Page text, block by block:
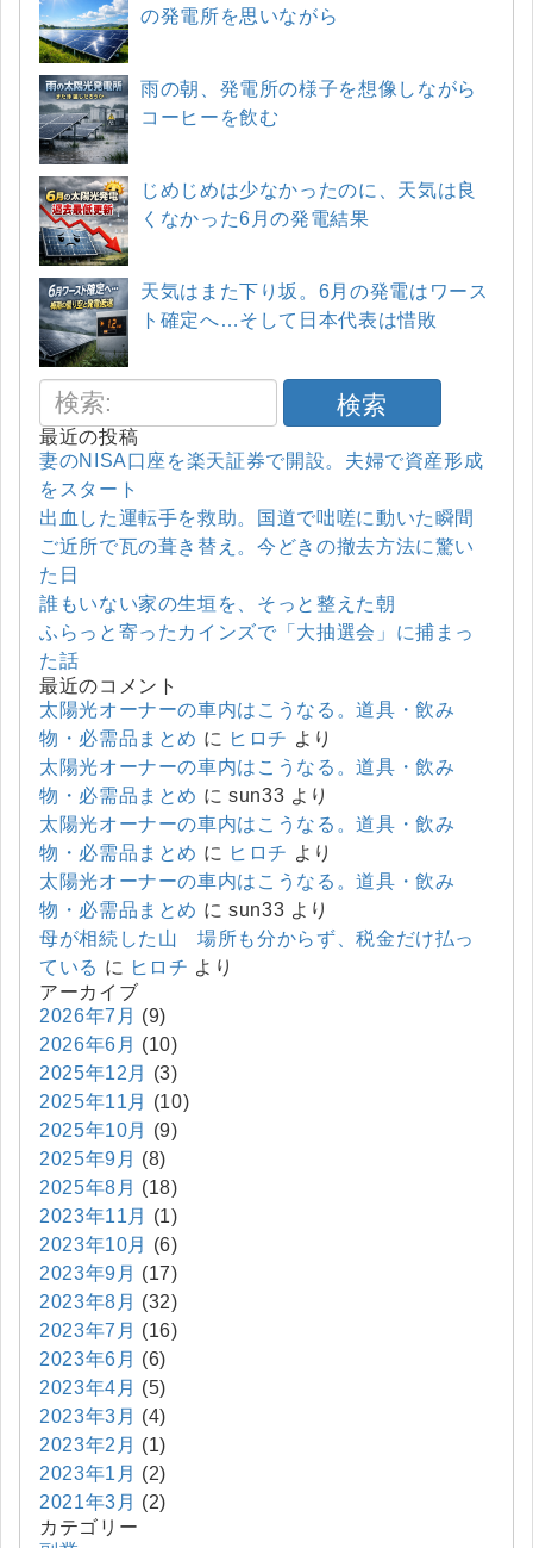
の発電所を思いながら
雨の朝、発電所の様子を想像しながら
コーヒーを飲む
じめじめは少なかったのに、天気は良
くなかった6月の発電結果
天気はまた下り坂。6月の発電はワース
ト確定へ…そして日本代表は惜敗
検索
最近の投稿
妻のNISA口座を楽天証券で開設。夫婦で資産形成
をスタート
出血した運転手を救助。国道で咄嗟に動いた瞬間
ご近所で瓦の葺き替え。今どきの撤去方法に驚い
た日
誰もいない家の生垣を、そっと整えた朝
ふらっと寄ったカインズで「大抽選会」に捕まっ
た話
最近のコメント
太陽光オーナーの車内はこうなる。道具・飲み
物・必需品まとめ に ヒロチ より
太陽光オーナーの車内はこうなる。道具・飲み
物・必需品まとめ にsun33 より
太陽光オーナーの車内はこうなる。道具・飲み
物・必需品まとめ に ヒロチ より
太陽光オーナーの車内はこうなる。道具・飲み
物・必需品まとめ にsun33 より
母が相続した山 場所も分からず、税金だけ払っ
ている に ヒロチ より
アーカイブ
2026年7月 (9)
2026年6月 (10)
2025年12月
(3)
2025年11月
(10)
2025年10月
(9)
2025年9月 (8)
2025年8月 (18)
2023年11月
(1)
2023年10月
(6)
2023年9月 (17)
2023年8月 (32)
2023年7月 (16)
2023年6月 (6)
2023年4月 (5)
2023年3月 (4)
2023年2月 (1)
2023年1月 (2)
2021年3月 (2)
カテゴリー